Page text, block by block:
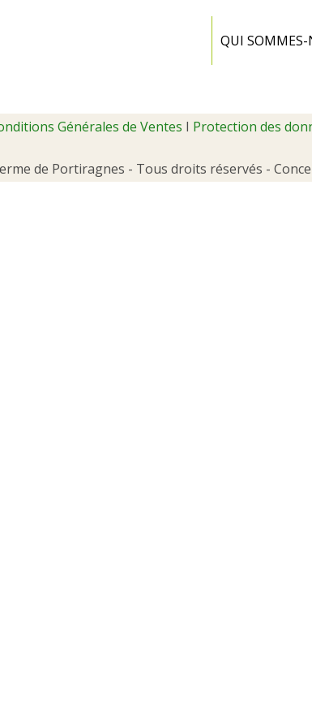
QUI SOMMES-
Générales de Ventes I Protection des
de Portiragnes - Tous droits réservés -